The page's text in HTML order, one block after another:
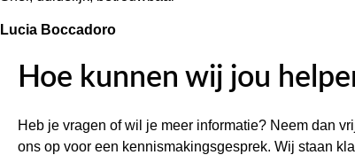
Lucia Boccadoro
Hoe kunnen wij jou
Heb je vragen of wil je meer informatie? Neem dan
ons op voor een kennismakingsgesprek. Wij staan